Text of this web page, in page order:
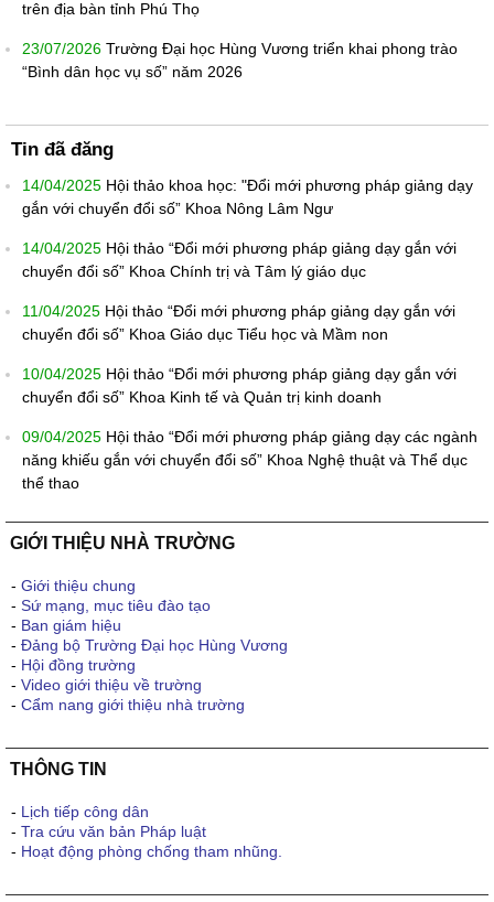
trên địa bàn tỉnh Phú Thọ
23/07/2026 Trường Đại học Hùng Vương triển khai phong trào
“Bình dân học vụ số” năm 2026
Tin đã đăng
14/04/2025 Hội thảo khoa học: "Đổi mới phương pháp giảng dạy
gắn với chuyển đổi số” Khoa Nông Lâm Ngư
14/04/2025 Hội thảo “Đổi mới phương pháp giảng dạy gắn với
chuyển đổi số” Khoa Chính trị và Tâm lý giáo dục
11/04/2025 Hội thảo “Đổi mới phương pháp giảng dạy gắn với
chuyển đổi số” Khoa Giáo dục Tiểu học và Mầm non
10/04/2025 Hội thảo “Đổi mới phương pháp giảng dạy gắn với
chuyển đổi số” Khoa Kinh tế và Quản trị kinh doanh
09/04/2025 Hội thảo “Đổi mới phương pháp giảng dạy các ngành
năng khiếu gắn với chuyển đổi số” Khoa Nghệ thuật và Thể dục
thể thao
GIỚI THIỆU NHÀ TRƯỜNG
- Giới thiệu chung
- Sứ mạng, mục tiêu đào tạo
- Ban giám hiệu
- Đảng bộ Trường Đại học Hùng Vương
- Hội đồng trường
- Video giới thiệu về trường
- Cẩm nang giới thiệu nhà trường
THÔNG TIN
- Lịch tiếp công dân
- Tra cứu văn bản Pháp luật
- Hoạt động phòng chống tham nhũng.